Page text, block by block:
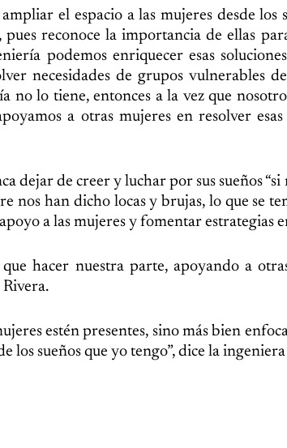
el espacio a las mujeres desde los
reconoce la importancia de ellas
podemos enriquecer esas
necesidades de grupos vulnerables
no lo tiene, entonces a la vez que
a otras mujeres en resolver
dejar de creer y luchar por sus sueños “si
nos han dicho locas y brujas, lo que se
a las mujeres y fomentar estrategias
hacer nuestra parte, apoyando a
estén presentes, sino más bien
los sueños que yo tengo”, dice la